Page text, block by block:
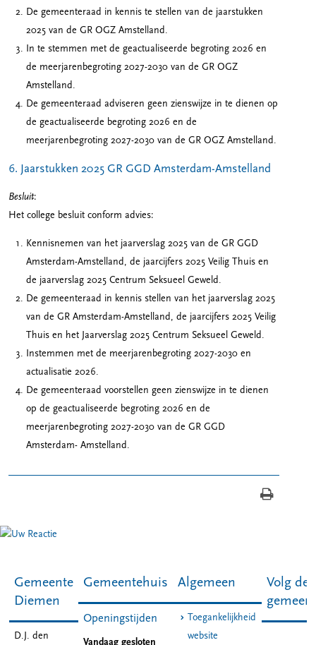
De gemeenteraad in kennis te stellen van de jaarstukken
2025 van de GR OGZ Amstelland.
In te stemmen met de geactualiseerde begroting 2026 en
de meerjarenbegroting 2027-2030 van de GR OGZ
Amstelland.
De gemeenteraad adviseren geen zienswijze in te dienen op
de geactualiseerde begroting 2026 en de
meerjarenbegroting 2027-2030 van de GR OGZ Amstelland.
6. Jaarstukken 2025 GR GGD Amsterdam-Amstelland
Besluit:
Het college besluit conform advies:
Kennisnemen van het jaarverslag 2025 van de GR GGD
Amsterdam-Amstelland, de jaarcijfers 2025 Veilig Thuis en
de jaarverslag 2025 Centrum Seksueel Geweld.
De gemeenteraad in kennis stellen van het jaarverslag 2025
van de GR Amsterdam-Amstelland, de jaarcijfers 2025 Veilig
Thuis en het Jaarverslag 2025 Centrum Seksueel Geweld.
Instemmen met de meerjarenbegroting 2027-2030 en
actualisatie 2026.
De gemeenteraad voorstellen geen zienswijze in te dienen
op de geactualiseerde begroting 2026 en de
meerjarenbegroting 2027-2030 van de GR GGD
Amsterdam- Amstelland.
Gemeente
Diemen
D.J. den
Gemeentehuis
Openingstijden
Vandaag gesloten
Algemeen
Toegankelijkheid
website
Volg de